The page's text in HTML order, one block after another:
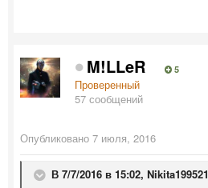
M!LLeR 5
Проверенный
57 сообщений
Опубликовано 7 июля, 2016
В 7/7/2016 в 15:02, Nikita199521